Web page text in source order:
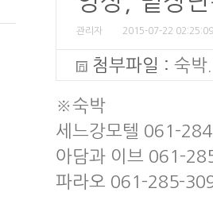
관리자 2015-07-22 02:25:09
첨부파일 : 숙
※숙박
세느강모텔 061-
아담과 이브 061-
파라오 061-285-